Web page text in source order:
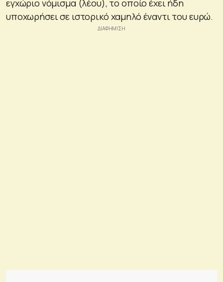
εγχώριο νόμισμα (λέου), το οποίο έχει ήδη
υποχωρήσει σε ιστορικό χαμηλό έναντι του ευρώ.